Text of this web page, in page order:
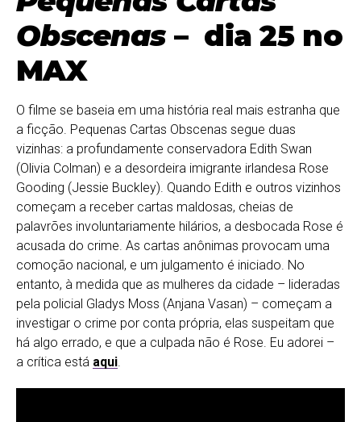
Obscenas– dia 25 no
MAX
O filme se baseia em uma história real mais estranha que
a ficção. Pequenas Cartas Obscenas segue duas
vizinhas: a profundamente conservadora Edith Swan
(Olivia Colman) e a desordeira imigrante irlandesa Rose
Gooding (Jessie Buckley). Quando Edith e outros vizinhos
começam a receber cartas maldosas, cheias de
palavrões involuntariamente hilários, a desbocada Rose é
acusada do crime. As cartas anônimas provocam uma
comoção nacional, e um julgamento é iniciado. No
entanto, à medida que as mulheres da cidade – lideradas
pela policial Gladys Moss (Anjana Vasan) – começam a
investigar o crime por conta própria, elas suspeitam que
há algo errado, e que a culpada não é Rose. Eu adorei –
a crítica está aqui.